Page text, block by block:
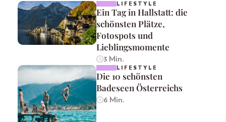
LIFESTYLE
Ein Tag in Hallstatt: die
schönsten Plätze,
Fotospots und
Lieblingsmomente
3 Min.
LIFESTYLE
Die 10 schönsten
Badeseen Österreichs
6 Min.